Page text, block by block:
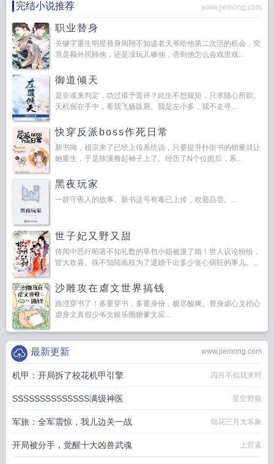
完结小说推荐 www.jiemong.com
职业替身
关键字重生明星替身周翔不知道老天爷给他第二次活的机会，究
竟是额外照顾他，还是没玩儿够他，否则他怎么会戏里戏...
御道倾天
是非谁来判定，功过谁予置评？此生不想规矩，只求随心所欲。
天机握在手中，看我飞扬跋扈。我是左小多，我不走寻...
快穿反派boss作死日常
新书呦，祖宗来了已经上传系统说，只要提升扑街书的销量就让
她重生，于是陈溪撸起袖子上了。经历了N个位面后，系...
黑夜玩家
一群守夜人的故事。新书这号有毒已上传，欢迎品尝。...
世子妃又野又甜
传闻中恶行昭著不知礼数的草包小姐被退了婚！世人议论纷纷，
皆大欢喜。殊不知陆南枝为了退婚干出多少丧心病狂的事儿。...
沙雕攻在虐文世界搞钱
路澄穿书了！多重穿书，多重身份，极尽酸爽。替身虐心文挖心
虐身文真假少爷文娱乐圈糖爹文应...
www.jiemong.com
最新更新
机甲：开局拆了校花机甲引擎 四月不似我来时
SSSSSSSSSSSSSS满级神医 星空野狼
军旅：全军震惊，我儿边关一战 烟花三月大笨象
开局被分手，觉醒十大凶兽武魂 上官素